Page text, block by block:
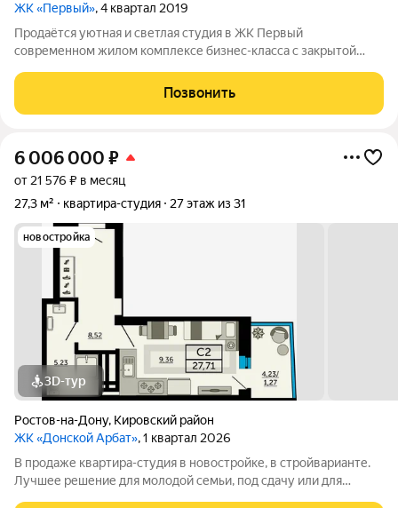
ЖК «Первый», 4 квартал 2019
Продаётся уютная и светлая студия в ЖК Первый
современном жилом комплексе бизнес-класса с закрытой
полностью готова для комфортного проживания и
укомплектована всем необходимым. Выполнен современный
Позвонить
6 006 000 ₽
от 21 576 ₽ в месяц
27,3 м²
квартира-студия 27 этаж из 31
новостройка
3D-тур
Ростов-на-Дону, Кировский район
ЖК «Донской Арбат», 1 квартал 2026
В продаже квартира-студия в новостройке, в стройварианте.
Лучшее решение для молодой семьи, под сдачу или для